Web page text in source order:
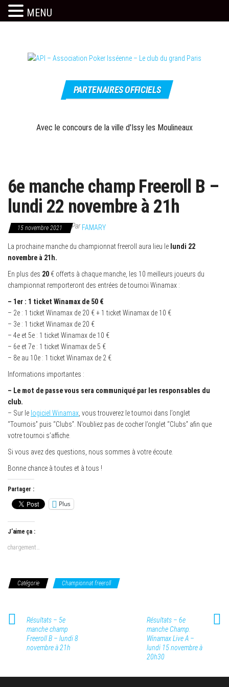
API –
Association
Isséenne –
officiel
PARTENAIRES OFFICIELS
Avec le concours de la ville d'Issy les Moulineaux
6e manche champ Freeroll B –
lundi 22 novembre à 21h
15 novembre 2021 ParFAMARY
La prochaine manche du championnat freeroll aura lieu le lundi 22
novembre à 21h.
En plus des 20 € offerts à chaque manche, les 10 meilleurs joueurs du
championnat remporteront des entrées de tournoi Winamax :
– 1er : 1 ticket Winamax de 50 €
– 2e : 1 ticket Winamax de 20 € + 1 ticket Winamax de 10 €
– 3e : 1 ticket Winamax de 20 €
– 4e et 5e : 1 ticket Winamax de 10 €
– 6e et 7e : 1 ticket Winamax de 5 €
– 8e au 10e : 1 ticket Winamax de 2 €
Informations importantes :
– Le mot de passe vous sera communiqué par les responsables du
club.
– Sur le logiciel Winamax , vous trouverez le tournoi dans l’onglet
“Tournois” puis “Clubs”. N’oubliez pas de cocher l’onglet “Clubs” afin que
votre tournoi s’affiche.
Si vous avez des questions, nous sommes à votre écoute.
Bonne chance à toutes et à tous !
Partager :
Plus
J’aime ça :
chargement…
Catégorie Championnat freeroll
Résultats – 5e
manche champ
Freeroll B – lundi 8
novembre à 21h
Résultats – 6e
manche Champ.
Winamax Live A –
lundi 15 novembre à
20h30
MENU